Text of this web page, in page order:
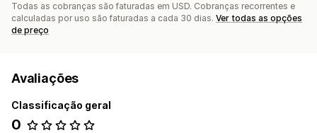
Todas as cobranças são faturadas em USD. Cobranças recorrentes e
calculadas por uso são faturadas a cada 30 dias. Ver todas as opções
de preço
Avaliações
Classificação geral
0